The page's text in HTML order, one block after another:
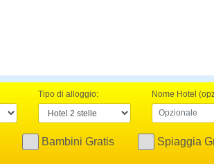
Tipo di alloggio: Nome Hotel
Bambini Gratis Spiaggia